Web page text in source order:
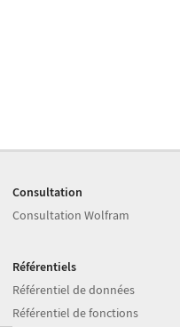
Consultation
Consultation Wolfram
Référentiels
Référentiel de données
Référentiel de fonctions